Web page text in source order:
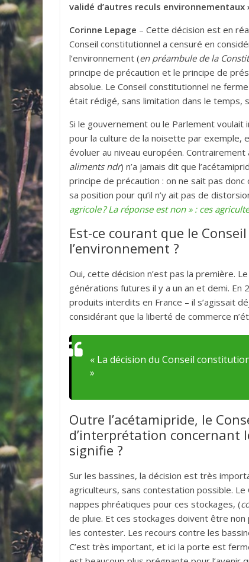
validé d’autres reculs environnementaux
Corinne Lepage – Cette décision est en
Conseil constitutionnel a censuré en
l’environnement (en préambule de la
principe de précaution et le principe de
absolue. Le Conseil constitutionnel ne
était rédigé, sans limitation dans le temps,
Si le gouvernement ou le Parlement
pour la culture de la noisette par exemple,
évoluer au niveau européen. Contrairement
aliments ndr) n’a jamais dit que
principe de précaution : on ne sait pas
sa position pour qu’il n’y ait pas de
agricole ? La réponse est non » : ces
Est-ce courant que le
l’environnement ?
Oui, cette décision n’est pas la première.
générations futures il y a un an et demi. En
produits interdits en France – il s’agissait
considérant que la liberté de commerce
« La décision du Conseil
»
Outre l’acétamipride, le
d’interprétation concernant
signifie ?
Sur les bassines, la décision est très
agriculteurs, sans contestation possible.
nappes phréatiques pour ces stockages, (
de pluie. Et ces stockages doivent être
les contester. Les recours contre les
C’est très important, et ici la porte est